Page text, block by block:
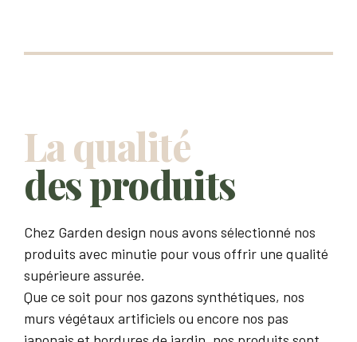
La qualité
des produits
Chez Garden design nous avons sélectionné nos
produits avec minutie pour vous offrir une qualité
supérieure assurée.
Que ce soit pour nos gazons synthétiques, nos
murs végétaux artificiels ou encore nos pas